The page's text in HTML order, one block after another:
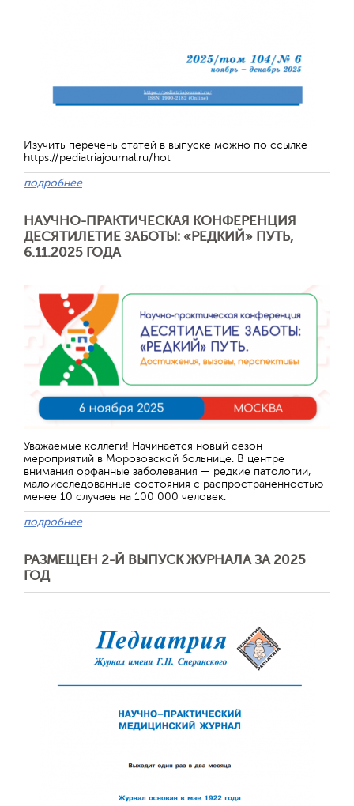
Изучить перечень статей в выпуске можно по ссылке -
https://pediatriajournal.ru/hot
подробнее
НАУЧНО-ПРАКТИЧЕСКАЯ КОНФЕРЕНЦИЯ
ДЕСЯТИЛЕТИЕ ЗАБОТЫ: «РЕДКИЙ» ПУТЬ,
6.11.2025 ГОДА
Уважаемые коллеги! Начинается новый сезон
мероприятий в Морозовской больнице. В центре
внимания орфанные заболевания — редкие патологии,
малоисследованные состояния с распространенностью
менее 10 случаев на 100 000 человек.
подробнее
РАЗМЕЩЕН 2-Й ВЫПУСК ЖУРНАЛА ЗА 2025
ГОД